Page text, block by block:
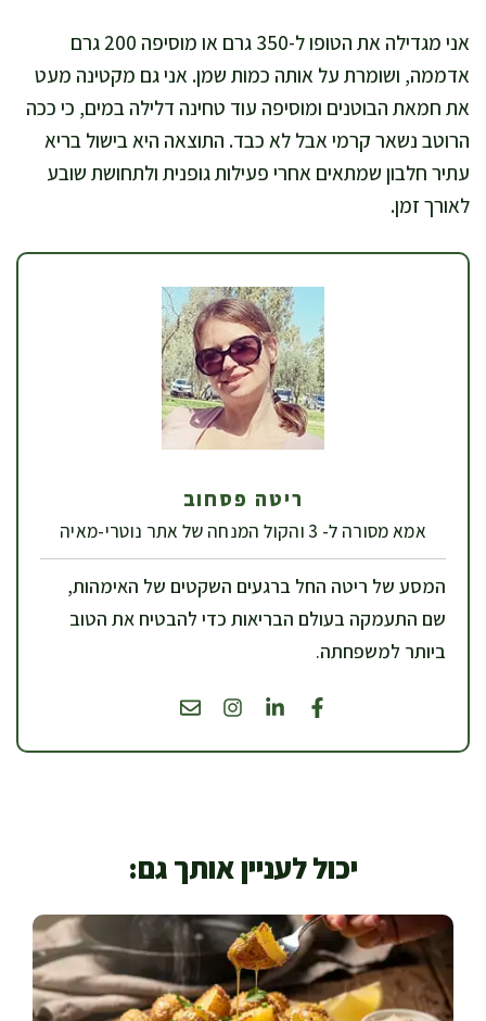
אני מגדילה את הטופו ל-350 גרם או מוסיפה 200 גרם
אדממה, ושומרת על אותה כמות שמן. אני גם מקטינה מעט
את חמאת הבוטנים ומוסיפה עוד טחינה דלילה במים, כי ככה
הרוטב נשאר קרמי אבל לא כבד. התוצאה היא בישול בריא
עתיר חלבון שמתאים אחרי פעילות גופנית ולתחושת שובע
לאורך זמן.
ריטה פסחוב
אמא מסורה ל- 3 והקול המנחה של אתר נוטרי-מאיה
המסע של ריטה החל ברגעים השקטים של האימהות,
שם התעמקה בעולם הבריאות כדי להבטיח את הטוב
ביותר למשפחתה.
יכול לעניין אותך גם: